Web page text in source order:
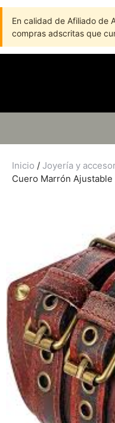
En calidad de Afiliado de
compras adscritas que
Inicio / Joyería y
Cuero Marrón Ajustable